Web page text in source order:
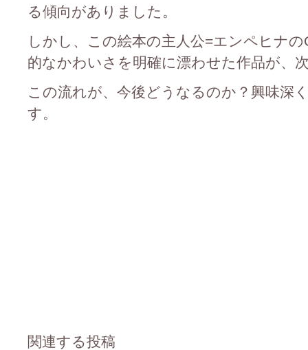
る傾向がありました。
しかし、この絵本の主人公=エンペヒナ
的なかわいさを明確に漂わせた作品が、
この流れが、今後どうなるのか？興味深
す。
関連する投稿